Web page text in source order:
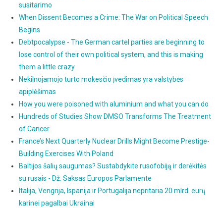
susitarimo
When Dissent Becomes a Crime: The War on Political Speech
Begins
Debtpocalypse - The German cartel parties are beginning to
lose control of their own political system, and this is making
them a little crazy
Nekilnojamojo turto mokesčio įvedimas yra valstybės
apiplėšimas
How you were poisoned with aluminium and what you can do
Hundreds of Studies Show DMSO Transforms The Treatment
of Cancer
France’s Next Quarterly Nuclear Drills Might Become Prestige-
Building Exercises With Poland
Baltijos šalių saugumas? Sustabdykite rusofobiją ir derėkitės
su rusais - Dž. Saksas Europos Parlamente
Italija, Vengrija, Ispanija ir Portugalija nepritaria 20 mlrd. eurų
karinei pagalbai Ukrainai